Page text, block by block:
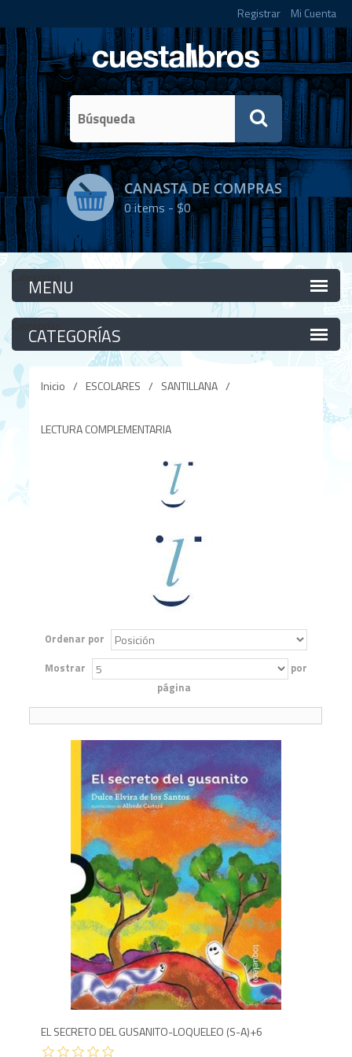
Registrar Mi Cuenta
CANASTA DE COMPRAS
0items -$0
Categorías
Categorías
Inicio / ESCOLARES / SANTILLANA /
LECTURA COMPLEMENTARIA
Ordenar por
Mostrar
por
página
EL SECRETO DEL GUSANITO-LOQUELEO (S-A)+6